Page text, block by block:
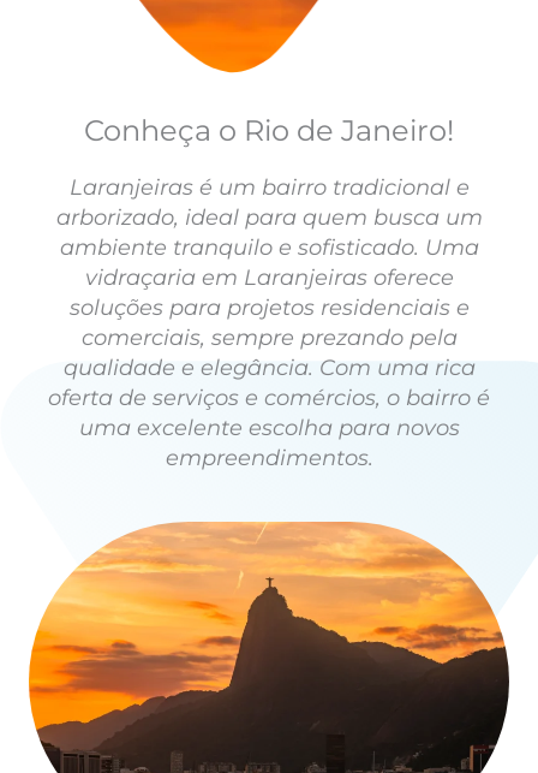
Conheça o Rio de Janeiro!
Laranjeiras é um bairro tradicional e
arborizado, ideal para quem busca um
ambiente tranquilo e sofisticado. Uma
vidraçaria em Laranjeiras oferece
soluções para projetos residenciais e
comerciais, sempre prezando pela
qualidade e elegância. Com uma rica
oferta de serviços e comércios, o bairro é
uma excelente escolha para novos
empreendimentos.